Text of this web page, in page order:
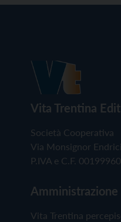
Vita Trentina
Società Cooperativa
Via Monsignor
P.IVA e C.F.
Vita Trentina